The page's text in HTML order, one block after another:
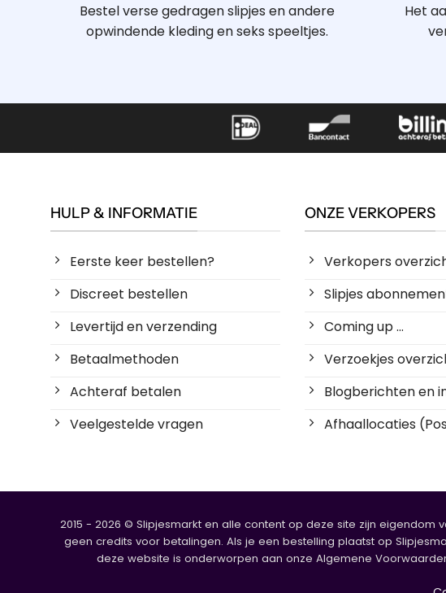
Bestel verse gedragen slipjes en andere
opwindende kleding en seks speeltjes.
Het
HULP & INFORMATIE
Eerste keer bestellen?
Discreet bestellen
Levertijd en verzending
Betaalmethoden
Achteraf betalen
Veelgestelde vragen
ONZE VERKOPERS
Verkopers
Slipjes
Coming up ...
Verzoekjes
Blogberichten en
Afhaallocaties
2015 - 2026 © Slipjesmarkt en alle content op deze site zijn eigendom
geen credits voor betalingen. Als je een bestelling plaatst op
deze website is onderworpen aan onze Algemene